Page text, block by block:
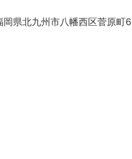
岡県北九州市八幡西区菅原町